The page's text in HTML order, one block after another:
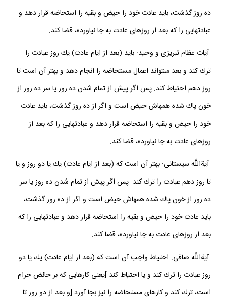
ده روز گذشت، بايد عادت خود را حيض و بقيه را استحاضه قرار دهد و
عبادت‏هايى را كه بعد از روزهاى عادت به جا نياورده، قضا كند.
آيات عظام تبريزى و وحيد: بايد (بعد از ايام عادت) يك روز عبادت را
ترك كند و بعد مى‏تواند اعمال مستحاضه را انجام دهد و بهتر آن است تا
روز دهم احتياط كند. پس اگر پيش از تمام شدن ده روز يا سر ده روز از
خون پاك شده همه‏اش حيض است و اگر از ده روز گذشت، بايد عادت
خود را حيض و بقيه را استحاضه قرار دهد و عبادت‏هايى را كه بعد از
روزهاى عادت به جا نياورده، قضا كند.
آيةاللَّه سيستانى: بهتر آن است كه (بعد از ايام عادت) يك يا دو روز و يا
تا روز دهم عبادت را ترك كند. پس اگر پيش از تمام شدن ده روز يا سر
ده روز از خون پاك شده همه‏اش حيض است و اگر از ده روز گذشت،
بايد عادت خود را حيض و بقيه را استحاضه قرار دهد و عبادت‏هايى را كه
بعد از روزهاى عادت به جا نياورده، قضا كند.
آيةاللَّه صافى: احتياط واجب آن است كه (بعد از ايام عادت) يك يا دو
روز عبادت را ترك كند و يا احتياط كند ]يعنى كارهايى كه بر حائض حرام
است، ترك كند و كارهاى مستحاضه را نيز بجا آورد [و بعد از دو روز تا